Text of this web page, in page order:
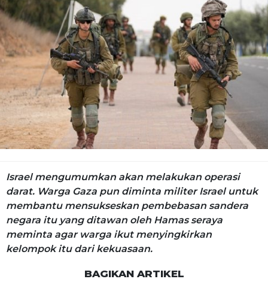
Israel mengumumkan akan melakukan operasi
darat. Warga Gaza pun diminta militer Israel untuk
membantu mensukseskan pembebasan sandera
negara itu yang ditawan oleh Hamas seraya
meminta agar warga ikut menyingkirkan
kelompok itu dari kekuasaan.
BAGIKAN ARTIKEL